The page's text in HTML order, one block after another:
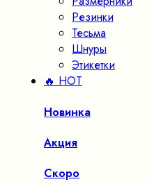
Резинки
Тесьма
Шнуры
Этикетки
🔥 HOT
Новинка
Акция
Скоро